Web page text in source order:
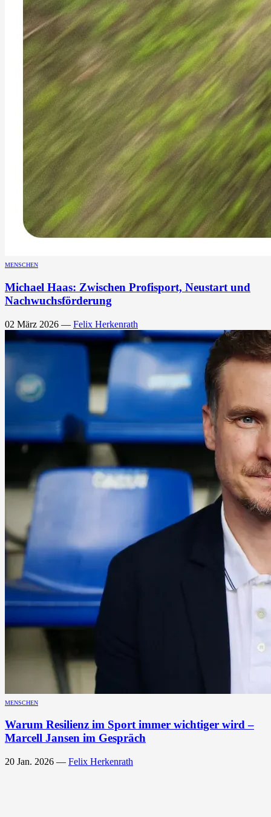
MENSCHEN
Michael Haas: Zwischen Profisport, Neustart und
Nachwuchsförderung
02 März 2026 — Felix Herkenrath
MENSCHEN
Warum Resilienz im Sport immer wichtiger wird –
Marcell Jansen im Gespräch
20 Jan. 2026 — Felix Herkenrath